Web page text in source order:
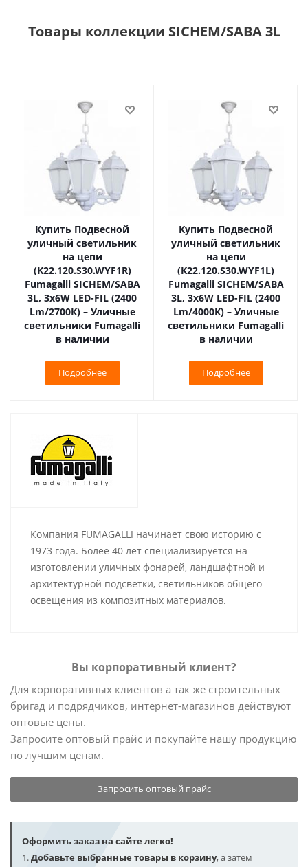
Товары коллекции SICHEM/SABA 3L
Купить Подвесной
уличный светильник
на цепи
(K22.120.S30.WYF1R)
Fumagalli SICHEM/SABA
3L, 3х6W LED-FIL (2400
Lm/2700К) – Уличные
светильники Fumagalli
в наличии
Подробнее
Купить Подвесной
уличный светильник
на цепи
(K22.120.S30.WYF1L)
Fumagalli SICHEM/SABA
3L, 3х6W LED-FIL (2400
Lm/4000К) – Уличные
светильники Fumagalli
в наличии
Подробнее
Компания FUMAGALLI начинает свою историю с
1973 года. Более 40 лет специализируется на
изготовлении уличных фонарей, ландшафтной и
архитектурной подсветки, светильников общего
освещения из композитных материалов.
Вы корпоративный клиент?
Для корпоративных клиентов а так же строительных
бригад и подрядчиков, интернет-магазинов действуют
оптовые цены.
Запросите оптовый прайс и покупайте нашу продукцию
по лучшим ценам.
Запросить оптовый прайс
Оформить заказ на сайте легко!
1.Добавьте выбранные товары в корзину, а затем